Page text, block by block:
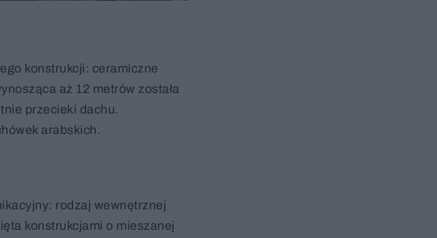
konstrukcji: ceramiczne
aż 12 metrów została
przecieki dachu.
arabskich.
rodzaj wewnętrznej
konstrukcjami o mieszanej